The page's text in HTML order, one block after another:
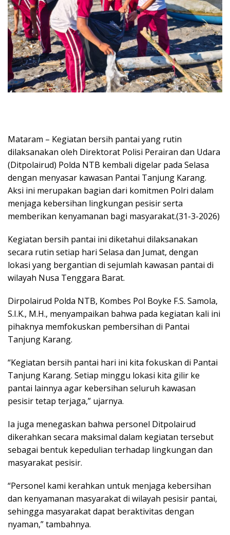
Mataram – Kegiatan bersih pantai yang rutin
dilaksanakan oleh Direktorat Polisi Perairan dan Udara
(Ditpolairud) Polda NTB kembali digelar pada Selasa
dengan menyasar kawasan Pantai Tanjung Karang.
Aksi ini merupakan bagian dari komitmen Polri dalam
menjaga kebersihan lingkungan pesisir serta
memberikan kenyamanan bagi masyarakat.(31-3-2026)
Kegiatan bersih pantai ini diketahui dilaksanakan
secara rutin setiap hari Selasa dan Jumat, dengan
lokasi yang bergantian di sejumlah kawasan pantai di
wilayah Nusa Tenggara Barat.
Dirpolairud Polda NTB, Kombes Pol Boyke F.S. Samola,
S.I.K., M.H., menyampaikan bahwa pada kegiatan kali ini
pihaknya memfokuskan pembersihan di Pantai
Tanjung Karang.
“Kegiatan bersih pantai hari ini kita fokuskan di Pantai
Tanjung Karang. Setiap minggu lokasi kita gilir ke
pantai lainnya agar kebersihan seluruh kawasan
pesisir tetap terjaga,” ujarnya.
Ia juga menegaskan bahwa personel Ditpolairud
dikerahkan secara maksimal dalam kegiatan tersebut
sebagai bentuk kepedulian terhadap lingkungan dan
masyarakat pesisir.
“Personel kami kerahkan untuk menjaga kebersihan
dan kenyamanan masyarakat di wilayah pesisir pantai,
sehingga masyarakat dapat beraktivitas dengan
nyaman,” tambahnya.